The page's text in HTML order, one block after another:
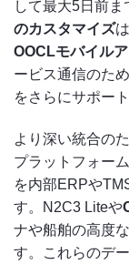
して最大5日前
のカスタマイズ
OOCLモバイルア
ービス通信のた
をさらにサポート
より深い統合の
プラットフォー
を内部ERPや
す。N2C3 Liteや
ナや船舶の高度
す。これらのデ